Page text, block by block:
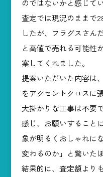
のではないかと感じて
査定では現況のままで
したが、フラグスさん
と高値で売れる可能性
案してくれました。
提案いただいた内容は
をアクセントクロスに
大掛かりな工事は不要
感じ、お願いすること
象が明るくおしゃれに
変わるのか」と驚いた
結果的に、査定額より